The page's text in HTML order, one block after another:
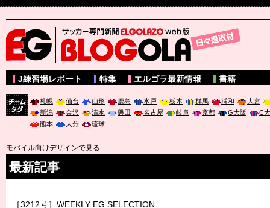
サッカー専門新聞ELGOLAZO web版 BLOGOLA
J練習場レポート 特集 エルゴラ最新情報 書籍
札幌 仙台 山形 鹿島 水戸 栃木 群馬 浦和
大宮
新潟
金沢 清水 磐田 名古屋 岐阜 京都 G大阪
C
熊本
大分 琉球
モバイル向けデザインで見る
最新記事